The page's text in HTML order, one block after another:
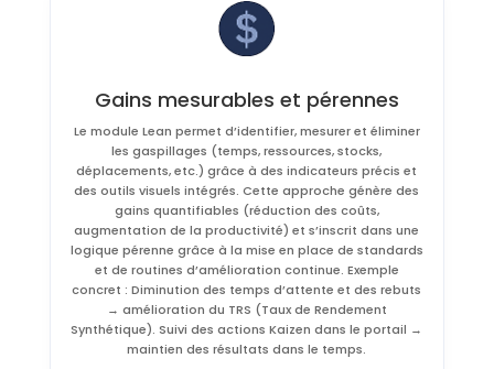
Gains mesurables et pérennes
Le module Lean permet d’identifier, mesurer et éliminer
les gaspillages (temps, ressources, stocks,
déplacements, etc.) grâce à des indicateurs précis et
des outils visuels intégrés. Cette approche génère des
gains quantifiables (réduction des coûts,
augmentation de la productivité) et s’inscrit dans une
logique pérenne grâce à la mise en place de standards
et de routines d’amélioration continue. Exemple
concret : Diminution des temps d’attente et des rebuts
→ amélioration du TRS (Taux de Rendement
Synthétique). Suivi des actions Kaizen dans le portail →
maintien des résultats dans le temps.